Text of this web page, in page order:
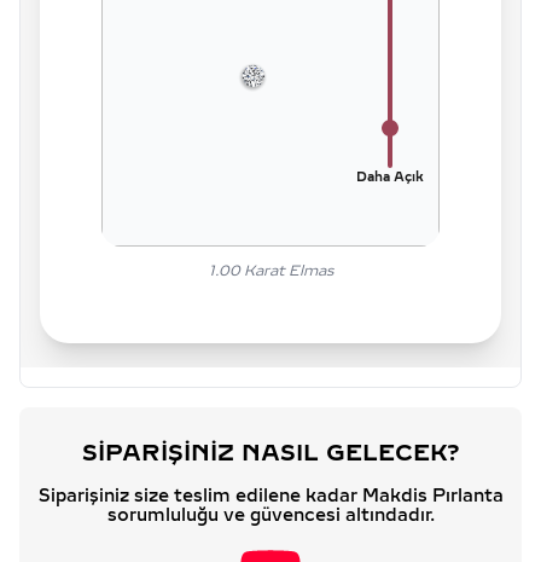
Daha Açık
1.00Karat Elmas
SIPARIŞINIZ NASIL GELECEK?
Siparişiniz size teslim edilene kadar Makdis Pırlanta
sorumluluğu ve güvencesi altındadır.